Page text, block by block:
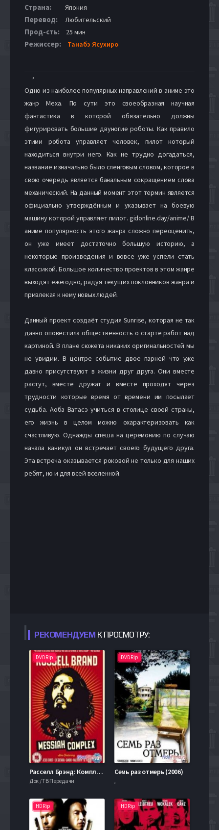
Страна: Япония
Перевод: Любительский
Прод-сть: 25 мин
Режиссер: Танабэ Ясухиро
,
Одно из наиболее популярных направлений в аниме это
жанр Меха. По сути это своеобразная научная
фантастика в которой обязательно должны
фигурировать большие двуногие роботы. Как правило
этими робота управляет человек, пилот который
находиться внутри него. Как не трудно догадаться,
название изначально было сленговым словом, которое в
свою очередь является банальным сокращением слова
механический. На данный момент этот термин является
официально утверждённым и указывает на боевую
машину которой управляет пилот. gidonline.day/anime/ В
аниме популярность этого жанра сложно переоценить,
он уже имеет достаточно большую историю, а
некоторые произведения и вовсе уже успели стать
классикой. Большое количество проектов в этом жанре
выходят ежегодно, радуя текущих поклонников жанра и
привлекая к нему новых людей.
Данный проект создаёт студия Sunrise, которая не так
давно оповестила общественность о старте работ над
картиной. В плане сюжета никаких оригинальностей мы
не увидим. В центре событие двое парней что уже
давно присутствуют в жизни друг друга. Они вместе
растут, вместе дружат и вместе проходят через
трудности которые время от времени им посылает
судьба. Аоба Ватасэ учиться в столице своей страны,
его жизнь в целом можно охарактеризовать как
счастливую. Однажды спеша на церемонию по случаю
начала каникул он встречает своего будущего друга.
Эта встреча оказывается роковой не только для наших
ребят, но и для всей вселенной.
РЕКОМЕНДУЕМ К ПРОСМОТРУ:
DVDRip
Расселл Брэнд: Комплекс Миссии (2013)
Док / ТВ Передачи
DVDRip
Семь раз отмерь (2006)
HDRip HDRip